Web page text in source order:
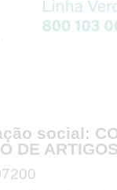
social:
DE